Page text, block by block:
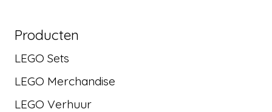
Producten
LEGO Sets
LEGO Merchandise
LEGO Verhuur